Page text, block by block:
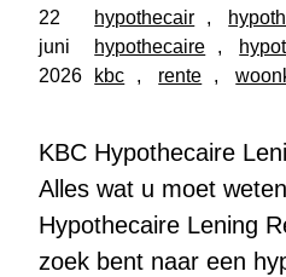
22
juni
2026
hypothecair ,
hypothecaire
,
kbc
, rente ,
KBC Hypothecaire
Alles wat u moet
Hypothecaire Lening
zoek bent naar een